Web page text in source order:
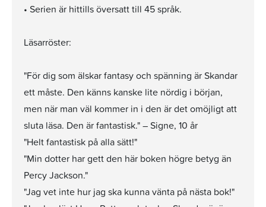
• Serien är hittills översatt till 45 språk.
Läsarröster:
"För dig som älskar fantasy och spänning är Skandar
ett måste. Den känns kanske lite nördig i början,
men när man väl kommer in i den är det omöjligt att
sluta läsa. Den är fantastisk." – Signe, 10 år
"Helt fantastisk på alla sätt!"
"Min dotter har gett den här boken högre betyg än
Percy Jackson."
"Jag vet inte hur jag ska kunna vänta på nästa bok!"